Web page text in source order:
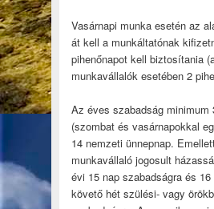
Vasárnapi munka esetén az
át kell a munkáltatónak
pihenőnapot kell biztosítania
munkavállalók esetében 2
Az éves szabadság minimum
(szombat és vasárnapokkal
14 nemzeti ünnepnap.
munkavállaló jogosult
évi 15 nap szabadságra és
követő hét szülési- vagy